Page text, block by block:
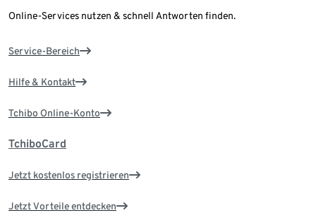
Online-Services nutzen & schnell Antworten finden.
Service-Bereich
Hilfe & Kontakt
Tchibo Online-Konto
TchiboCard
Jetzt kostenlos registrieren
Jetzt Vorteile entdecken